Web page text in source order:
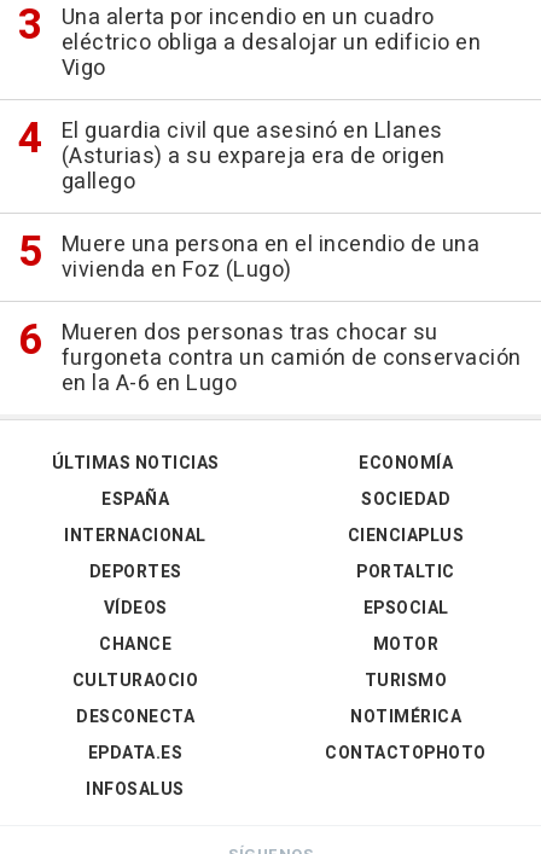
Una alerta por incendio en un cuadro
eléctrico obliga a desalojar un edificio en
Vigo
El guardia civil que asesinó en Llanes
(Asturias) a su expareja era de origen
gallego
Muere una persona en el incendio de una
vivienda en Foz (Lugo)
Mueren dos personas tras chocar su
furgoneta contra un camión de conservación
en la A-6 en Lugo
ÚLTIMAS NOTICIAS
ESPAÑA
INTERNACIONAL
DEPORTES
VÍDEOS
ECONOMÍA
SOCIEDAD
CIENCIAPLUS
PORTALTIC
EPSOCIAL
CHANCE
CULTURAOCIO
DESCONECTA
EPDATA.ES
INFOSALUS
MOTOR
TURISMO
NOTIMÉRICA
CONTACTOPHOTO